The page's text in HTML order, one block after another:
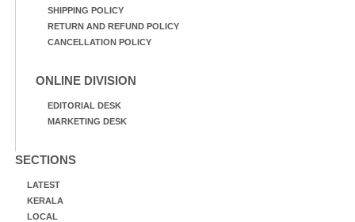
SHIPPING POLICY
RETURN AND REFUND POLICY
CANCELLATION POLICY
ONLINE DIVISION
EDITORIAL DESK
MARKETING DESK
SECTIONS
LATEST
KERALA
LOCAL